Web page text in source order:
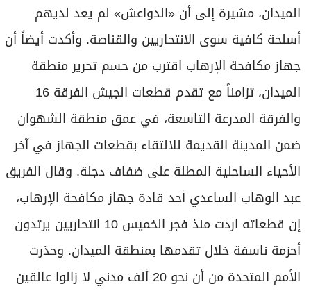
الميدان، مشيرة إلى أن «الدواعش» لم يعد لديهم
أسلحة كافية سوى الانتحاريين والقناصة. وأكدت أيضاً أن
جهاز مكافحة الإرهاب اقترب من حسم تحرير منطقة
الميدان، تزامناً مع تقدم قطعات الجيش الفرقة 16
والفرقة المدرعة التاسعة، في عمق منطقة الشهوان
ضمن المدينة القديمة للالتقاء بقطعات الجهاز في آخر
الأحياء الساحلية المطلة على ضفاف دجلة. وقال الفريق
عبد الوهاب الساعدي أحد قادة جهاز مكافحة الإرهاب،
إن قطعاته اردت منذ فجر الخميس 10 انتحاريين يرتدون
أحزمة ناسفة خلال تقدمها بمنطقة الميدان. وحذرت
الأمم المتحدة من أن نحو 20 ألف مدني لا زالوا عالقين